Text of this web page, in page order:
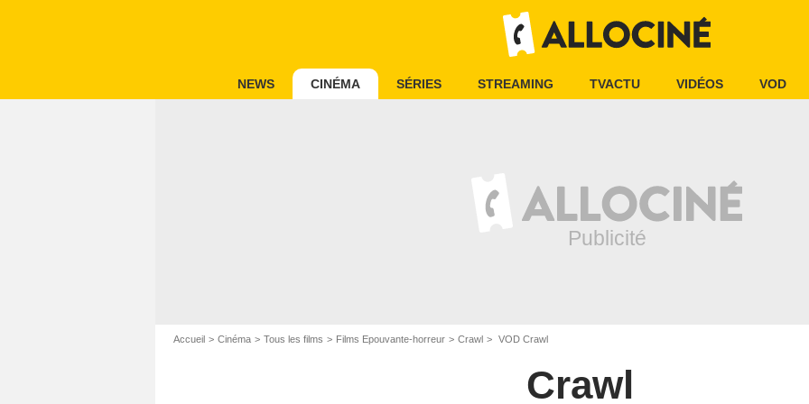
NEWS CINÉMA SÉRIES STREAMING TVACTU VIDÉOS VOD
Accueil Cinéma Tous les films Films Epouvante-horreur Crawl VOD Crawl
Crawl